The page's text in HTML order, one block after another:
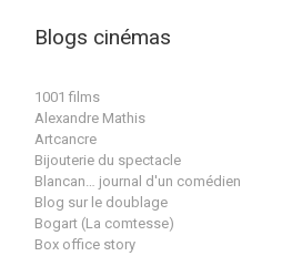
Blogs cinémas
1001 films
Alexandre Mathis
Artcancre
Bijouterie du spectacle
Blancan… journal d'un comédien
Blog sur le doublage
Bogart (La comtesse)
Box office story